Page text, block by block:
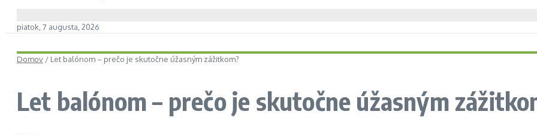
piatok, 7 augusta, 2026
Domov / Let balónom – prečo je skutočne úžasným zážitkom?
Let balónom – prečo je skutočne úžasným